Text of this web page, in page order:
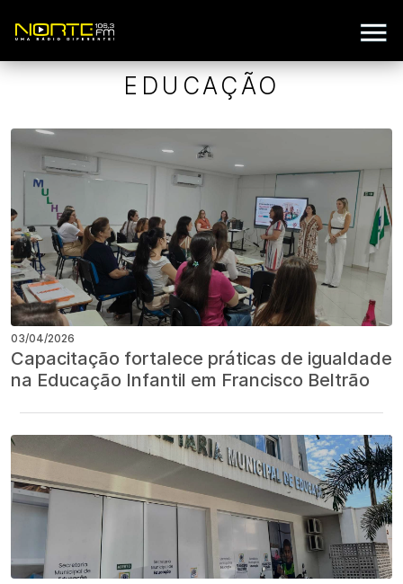
EDUCAÇÃO
03/04/2026
Capacitação fortalece práticas de igualdade
na Educação Infantil em Francisco Beltrão